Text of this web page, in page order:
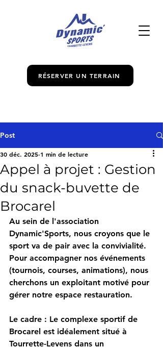
RÉSERVER UN TERRAIN
Post
Appel à projet : Gestion
du snack-buvette de
Brocarel
30 déc. 2025 1 min de lecture
Au sein de l'association
Dynamic'Sports, nous croyons que le
sport va de pair avec la convivialité.
Pour accompagner nos événements
(tournois, courses, animations), nous
cherchons un exploitant motivé pour
gérer notre espace restauration.
Le cadre : Le complexe sportif de
Brocarel est idéalement situé à
Tourrette-Levens dans un